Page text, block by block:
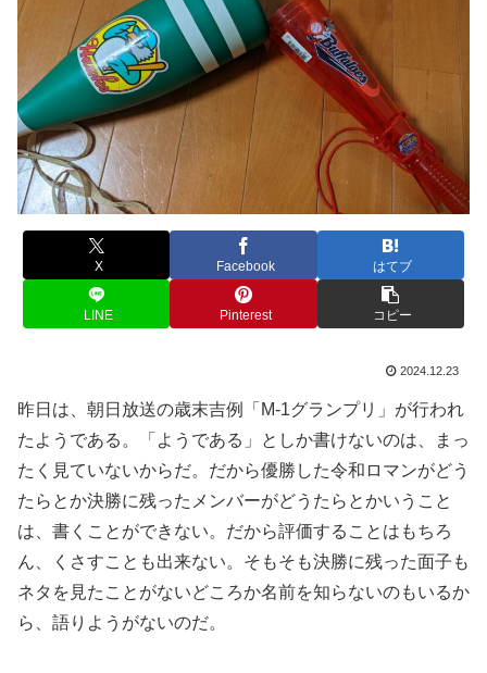
X Facebook はてブ
LINE Pinterest コピー
2024.12.23
昨日は、朝日放送の歳末吉例「M-1グランプリ」が行われ
たようである。「ようである」としか書けないのは、まっ
たく見ていないからだ。だから優勝した令和ロマンがどう
たらとか決勝に残ったメンバーがどうたらとかいうこと
は、書くことができない。だから評価することはもちろ
ん、くさすことも出来ない。そもそも決勝に残った面子も
ネタを見たことがないどころか名前を知らないのもいるか
ら、語りようがないのだ。